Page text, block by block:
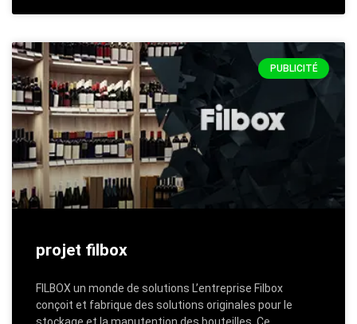
PUBLICITÉ
projet filbox
FILBOX un monde de solutions L’entreprise Filbox
conçoit et fabrique des solutions originales pour le